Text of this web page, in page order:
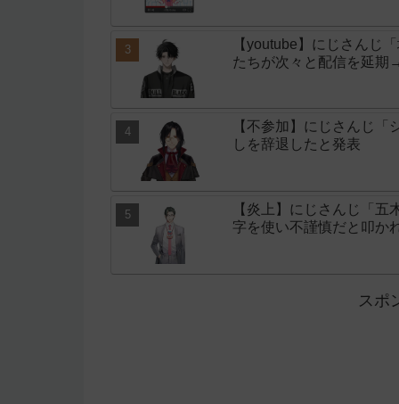
【youtube】にじさんじ
たちが次々と配信を延期
【不参加】にじさんじ
しを辞退したと発表
【炎上】にじさんじ「
字を使い不謹慎だと叩か
スポ